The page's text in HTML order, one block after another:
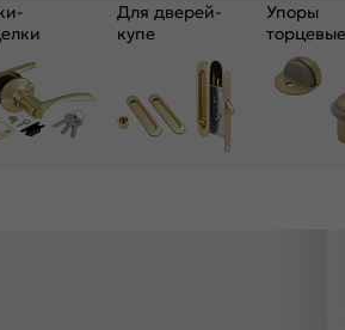
Для дверей-
купе
Упоры
торцевые